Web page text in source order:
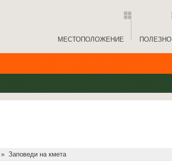
МЕСТОПОЛОЖЕНИЕ ПОЛЕЗНО
» Заповеди на кмета